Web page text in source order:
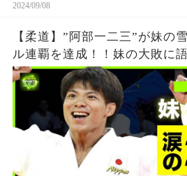
2024/09/08
【柔道】”阿部一二三”が妹の
ル連覇を達成！！妹の大敗に
流した涙に日本国民が涙腺崩
え続けた恩師との約束の真相